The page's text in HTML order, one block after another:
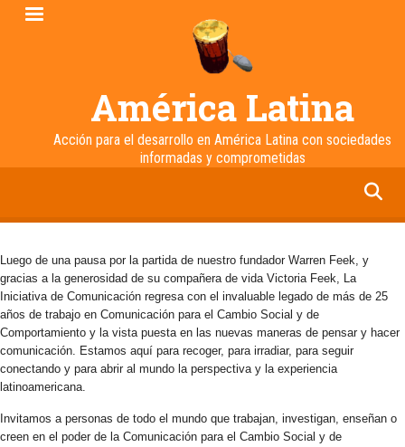
Pasar
América Latina
Acción para el desarrollo en América Latina con sociedades
informadas y comprometidas
Luego de una pausa por la partida de nuestro fundador Warren Feek, y
gracias a la generosidad de su compañera de vida Victoria Feek, La
Iniciativa de Comunicación regresa con el invaluable legado de más de 25
años de trabajo en Comunicación para el Cambio Social y de
Comportamiento y la vista puesta en las nuevas maneras de pensar y hacer
comunicación. Estamos aquí para recoger, para irradiar, para seguir
conectando y para abrir al mundo la perspectiva y la experiencia
latinoamericana.
Invitamos a personas de todo el mundo que trabajan, investigan, enseñan o
creen en el poder de la Comunicación para el Cambio Social y de